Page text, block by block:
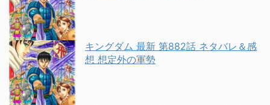
キングダム 最新 第882話 ネタバレ＆感
想 想定外の軍勢